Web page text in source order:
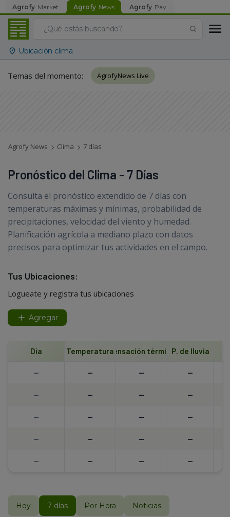
Agrofy Market Agrofy News Agrofy Pay
Ubicación clima
Temas del momento: AgrofyNews Live
Agrofy News Clima 7 días
Pronóstico del Clima - 7 Días
Consulta el pronóstico extendido de 7 días con
temperaturas máximas y mínimas, probabilidad de
precipitaciones, velocidad del viento y humedad.
Planificación agrícola a mediano plazo con datos
precisos para optimizar tus actividades en el campo.
Tus Ubicaciones:
Logueate y registra tus ubicaciones
Agregar
Día TemperaturaSensación térmicaP. de lluvia
-- -- -- --
-- -- -- --
-- -- -- --
-- -- -- --
-- -- -- --
Hoy 7 días Por Hora Noticias